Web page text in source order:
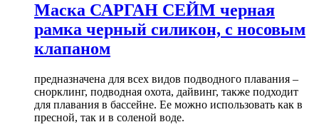
Маска САРГАН СЕЙМ черная
рамка черный силикон, с носовым
клапаном
предназначена для всех видов подводного плавания –
снорклинг, подводная охота, дайвинг, также подходит
для плавания в бассейне. Ее можно использовать как в
пресной, так и в соленой воде.